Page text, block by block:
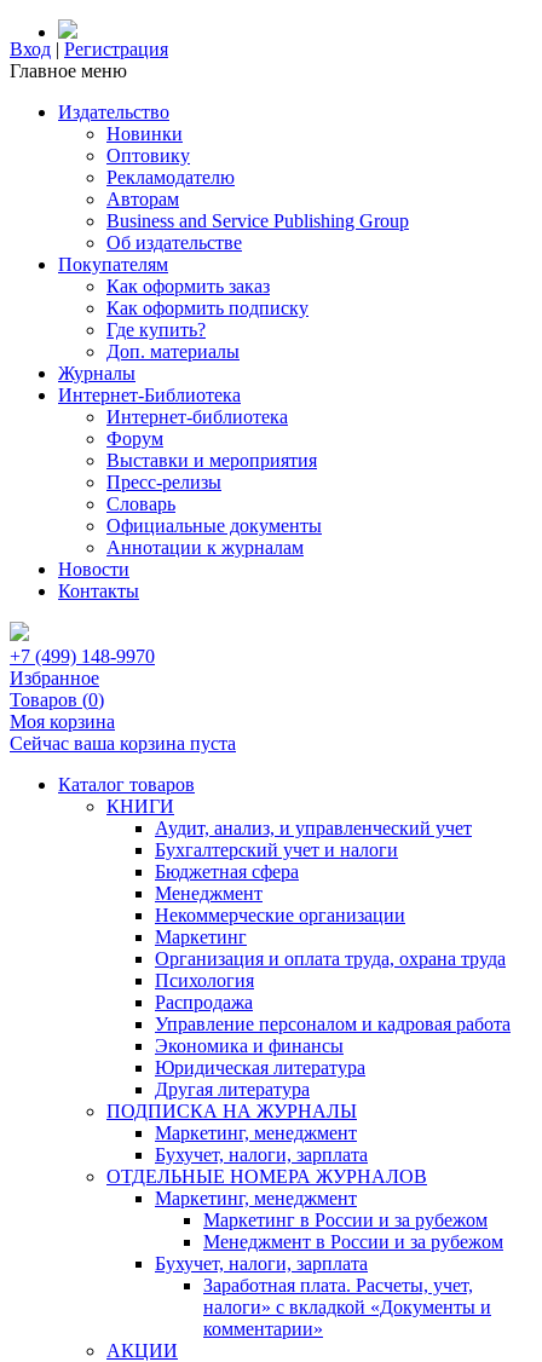
Вход | Регистрация
Главное меню
Издательство
Новинки
Оптовику
Рекламодателю
Авторам
Business and Service Publishing Group
Об издательстве
Покупателям
Как оформить заказ
Как оформить подписку
Где купить?
Доп. материалы
Журналы
Интернет-Библиотека
Интернет-библиотека
Форум
Выставки и мероприятия
Пресс-релизы
Словарь
Официальные документы
Аннотации к журналам
Новости
Контакты
+7 (499) 148-9970
Избранное
Товаров (0)
Моя корзина
Сейчас ваша корзина пуста
Каталог товаров
КНИГИ
Аудит, анализ, и управленческий учет
Бухгалтерский учет и налоги
Бюджетная сфера
Менеджмент
Некоммерческие организации
Маркетинг
Организация и оплата труда, охрана труда
Психология
Распродажа
Управление персоналом и кадровая работа
Экономика и финансы
Юридическая литература
Другая литература
ПОДПИСКА НА ЖУРНАЛЫ
Маркетинг, менеджмент
Бухучет, налоги, зарплата
ОТДЕЛЬНЫЕ НОМЕРА ЖУРНАЛОВ
Маркетинг, менеджмент
Маркетинг в России и за рубежом
Менеджмент в России и за рубежом
Бухучет, налоги, зарплата
Заработная плата. Расчеты, учет,
налоги» с вкладкой «Документы и
комментарии»
АКЦИИ